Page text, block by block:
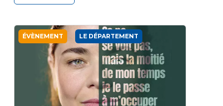
ÉVÈNEMENT LE DÉPARTEMENT